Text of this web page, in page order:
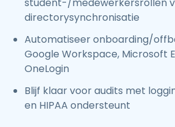
student-/medewerkersrollen
directorysynchronisatie
Automatiseer onboarding/
Google Workspace, Microsoft
OneLogin
Blijf klaar voor audits met
en HIPAA ondersteunt